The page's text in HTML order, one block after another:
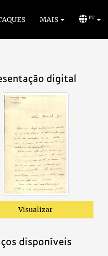
MAIS PT
digital
Visualizar
disponíveis